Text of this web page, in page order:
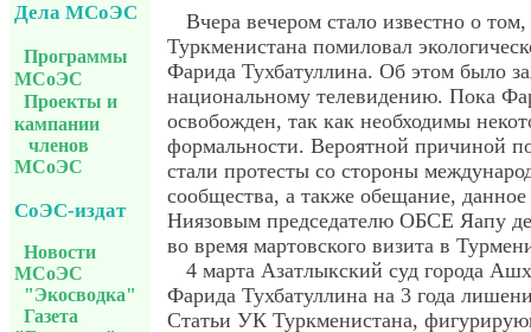
Дела МСоЭС
Программы
МСоЭС
Проекты и
кампании
членов
МСоЭС
СоЭС-издат
Новости
МСоЭС
"Экосводка"
Газета
Вчера вечером стало известно о
Туркменистана помиловал
Фарида Тухбатуллина. Об этом было
национальному телевидению. Пока
освобожден, так как необходимы
формальности. Вероятной причиной
стали протесты со стороны
сообщества, а также обещание,
Ниязовым председателю ОБСЕ Яапу
во время мартовского визита в
4 марта Азатлыкский суд города
Фарида Тухбатуллина на 3 года
Статьи УК Туркменистана,